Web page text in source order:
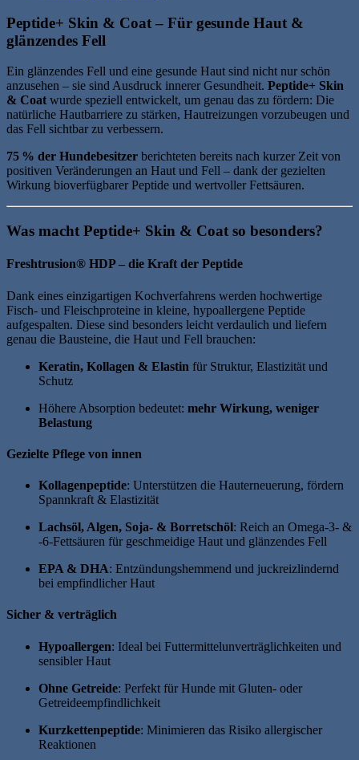
Peptide+ Skin & Coat – Für gesunde Haut &
glänzendes Fell
Ein glänzendes Fell und eine gesunde Haut sind nicht nur schön
anzusehen – sie sind Ausdruck innerer Gesundheit. Peptide+ Skin
& Coat wurde speziell entwickelt, um genau das zu fördern: Die
natürliche Hautbarriere zu stärken, Hautreizungen vorzubeugen und
das Fell sichtbar zu verbessern.
75 % der Hundebesitzer berichteten bereits nach kurzer Zeit von
positiven Veränderungen an Haut und Fell – dank der gezielten
Wirkung bioverfügbarer Peptide und wertvoller Fettsäuren.
Was macht Peptide+ Skin & Coat so besonders?
Freshtrusion® HDP – die Kraft der Peptide
Dank eines einzigartigen Kochverfahrens werden hochwertige
Fisch- und Fleischproteine in kleine, hypoallergene Peptide
aufgespalten. Diese sind besonders leicht verdaulich und liefern
genau die Bausteine, die Haut und Fell brauchen:
Keratin, Kollagen & Elastin für Struktur, Elastizität und
Schutz
Höhere Absorption bedeutet: mehr Wirkung, weniger
Belastung
Gezielte Pflege von innen
Kollagenpeptide: Unterstützen die Hauterneuerung, fördern
Spannkraft & Elastizität
Lachsöl, Algen, Soja- & Borretschöl: Reich an Omega-3- &
-6-Fettsäuren für geschmeidige Haut und glänzendes Fell
EPA & DHA: Entzündungshemmend und juckreizlindernd
bei empfindlicher Haut
Sicher & verträglich
Hypoallergen: Ideal bei Futtermittelunverträglichkeiten und
sensibler Haut
Ohne Getreide: Perfekt für Hunde mit Gluten- oder
Getreideempfindlichkeit
Kurzkettenpeptide: Minimieren das Risiko allergischer
Reaktionen